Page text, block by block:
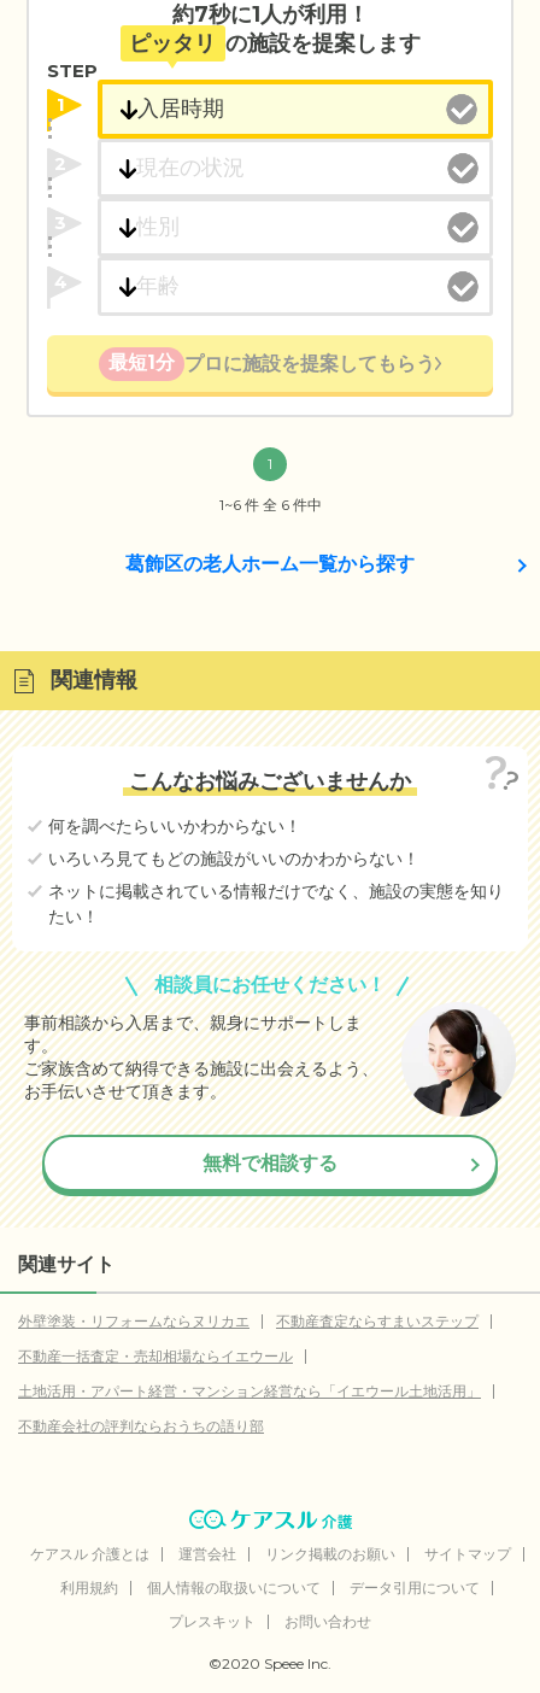
約7秒に1人が利用！
ピッタリ の施設を提案します
STEP
1
2
3
4
最短1分 プロに施設を提案してもらう
1
1~6 件 全 6 件中
葛飾区の老人ホーム一覧から探す
関連情報
こんなお悩みございませんか
何を調べたらいいかわからない！
いろいろ見てもどの施設がいいのかわからない！
ネットに掲載されている情報だけでなく、施設の実態を知り
たい！
相談員にお任せください！
事前相談から入居まで、親身にサポートしま
す。
ご家族含めて納得できる施設に出会えるよう、
お手伝いさせて頂きます。
無料で相談する
関連サイト
外壁塗装・リフォームならヌリカエ
不動産査定ならすまいステップ
不動産一括査定・売却相場ならイエウール
土地活用・アパート経営・マンション経営なら「イエウール土地活用」
不動産会社の評判ならおうちの語り部
ケアスル 介護とは 運営会社 リンク掲載のお願い
サイトマップ
利用規約
個人情報の取扱いについて
データ引用について
プレスキット
お問い合わせ
©2020 Speee Inc.